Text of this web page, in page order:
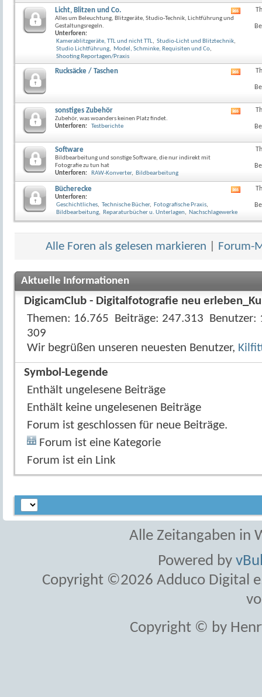
Licht, Blitzen und Co.
Alles um Beleuchtung, Blitzgeräte, Studio-Technik, Lichtführung und
Gestaltungsregeln.
Unterforen:
Kamerablitzgeräte, TTL und nicht TTL, Studio-Licht und Blitztechnik,
Studio Lichtführung, Model, Schminke, Requisiten und Co,
Shooting Reportagen/Praxis
dieses
Rucksäcke / Taschen
dieses
sonstiges Zubehör
Zubehör, was woanders keinen Platz findet.
Unterforen:
Testberichte
dieses
Software
Bildbearbeitung und sonstige Software, die nur indirekt mit
Fotografie zu tun hat
Unterforen:
RAW-Konverter, Bildbearbeitung
Bücherecke
Unterforen:
Geschichtliches, Technische Bücher, Fotografische Praxis,
Bildbearbeitung, Reparaturbücher u. Unterlagen, Nachschlagewerke
dieses
Alle Foren als gelesen markieren Forum-
Aktuelle Informationen
DigicamClub - Digitalfotografie neu
Themen
16.765 Beiträge 247.313 Benutzer
309
Wir begrüßen unseren neuesten Benutzer,
Symbol-Legende
Enthält ungelesene Beiträge
Enthält keine ungelesenen Beiträge
Forum ist geschlossen für neue Beiträge.
Forum ist eine Kategorie
Forum ist ein Link
Alle Zeitangaben in
Powered by
Copyright ©2026 Adduco Digital
Copyright © by